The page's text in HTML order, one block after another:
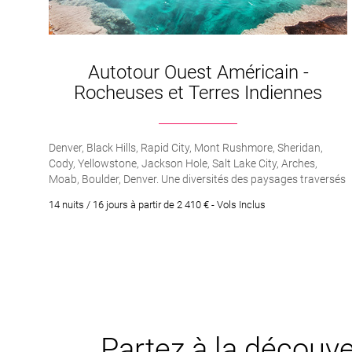
Autotour Ouest Américain -
Rocheuses et Terres Indiennes
Denver, Black Hills, Rapid City, Mont Rushmore, Sheridan,
Cody, Yellowstone, Jackson Hole, Salt Lake City, Arches,
Moab, Boulder, Denver. Une diversités des paysages traversés
sites emblématiques de l’Ouest Américain. Découverte des
14 nuits / 16 jours à partir de 2 410 € - Vols Inclus